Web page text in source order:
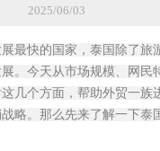
2025/06/03
最快的国家，泰国除了旅
。今天从市场规模、网民
几个方面，帮助外贸一族
略。那么先来了解一下泰